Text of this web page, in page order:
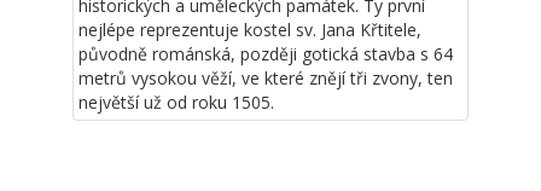
historických a uměleckých památek. Ty první
nejlépe reprezentuje kostel sv. Jana Křtitele,
původně románská, později gotická stavba s 64
metrů vysokou věží, ve které znějí tři zvony, ten
největší už od roku 1505.